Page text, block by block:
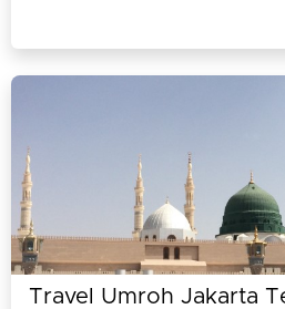
Travel Umroh Jakarta